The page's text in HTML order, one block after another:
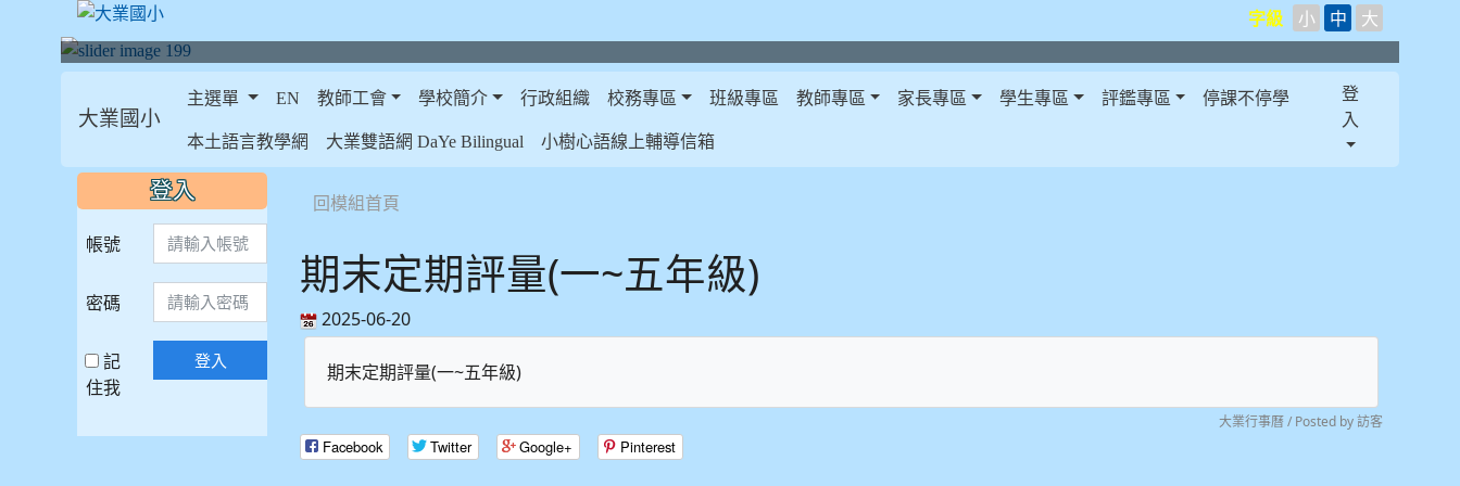
字級 小 中 大
大業國小
主選單 EN 教師工會 學校簡介 行政組織 校務專區 班級專區 教師專區 家長專區 學生專區 評鑑專區 停課不停學
本土語言教學網 大業雙語網 DaYe Bilingual 小樹心語線上輔導信箱
登
入
回模組首頁
期末定期評量(一~五年級)
2025-06-20
期末定期評量(一~五年級)
大業行事曆 / Posted by 訪客
Facebook Twitter Google+ Pinterest
::: 登入
帳號
密碼
記
住我
登入